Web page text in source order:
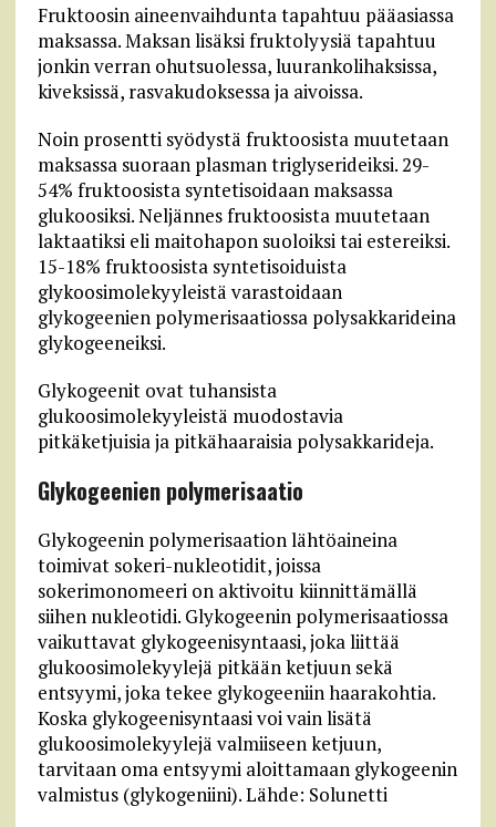
Fruktoosin aineenvaihdunta tapahtuu pääasiassa
maksassa. Maksan lisäksi fruktolyysiä tapahtuu
jonkin verran ohutsuolessa, luurankolihaksissa,
kiveksissä, rasvakudoksessa ja aivoissa.
Noin prosentti syödystä fruktoosista muutetaan
maksassa suoraan plasman triglyserideiksi. 29-
54% fruktoosista syntetisoidaan maksassa
glukoosiksi. Neljännes fruktoosista muutetaan
laktaatiksi eli maitohapon suoloiksi tai estereiksi.
15-18% fruktoosista syntetisoiduista
glykoosimolekyyleistä varastoidaan
glykogeenien polymerisaatiossa polysakkarideina
glykogeeneiksi.
Glykogeenit ovat tuhansista
glukoosimolekyyleistä muodostavia
pitkäketjuisia ja pitkähaaraisia polysakkarideja.
Glykogeenien polymerisaatio
Glykogeenin polymerisaation lähtöaineina
toimivat sokeri-nukleotidit, joissa
sokerimonomeeri on aktivoitu kiinnittämällä
siihen nukleotidi. Glykogeenin polymerisaatiossa
vaikuttavat glykogeenisyntaasi, joka liittää
glukoosimolekyylejä pitkään ketjuun sekä
entsyymi, joka tekee glykogeeniin haarakohtia.
Koska glykogeenisyntaasi voi vain lisätä
glukoosimolekyylejä valmiiseen ketjuun,
tarvitaan oma entsyymi aloittamaan glykogeenin
valmistus (glykogeniini). Lähde: Solunetti